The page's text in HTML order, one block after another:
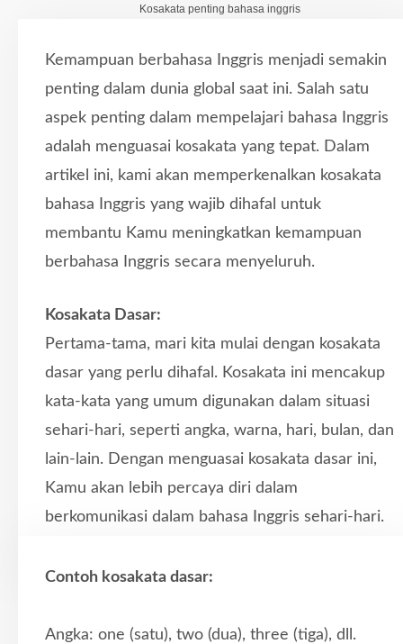
Kosakata penting bahasa inggris
Kemampuan berbahasa Inggris menjadi semakin
penting dalam dunia global saat ini. Salah satu
aspek penting dalam mempelajari bahasa Inggris
adalah menguasai kosakata yang tepat. Dalam
artikel ini, kami akan memperkenalkan kosakata
bahasa Inggris yang wajib dihafal untuk
membantu Kamu meningkatkan kemampuan
berbahasa Inggris secara menyeluruh.
Kosakata Dasar:
Pertama-tama, mari kita mulai dengan kosakata
dasar yang perlu dihafal. Kosakata ini mencakup
kata-kata yang umum digunakan dalam situasi
sehari-hari, seperti angka, warna, hari, bulan, dan
lain-lain. Dengan menguasai kosakata dasar ini,
Kamu akan lebih percaya diri dalam
berkomunikasi dalam bahasa Inggris sehari-hari.
Contoh kosakata dasar:
Angka: one (satu), two (dua), three (tiga), dll.